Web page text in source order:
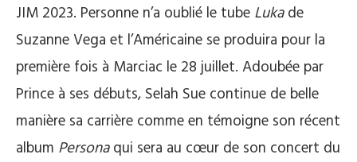
JIM 2023. Personne n’a oublié le tube Lukade
Suzanne Vega et l’Américaine se produira pour la
première fois à Marciac le 28 juillet. Adoubée par
Prince à ses débuts, Selah Sue continue de belle
manière sa carrière comme en témoigne son récent
album Personaqui sera au cœur de son concert du